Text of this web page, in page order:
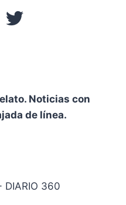
Noticias con
de línea.
360